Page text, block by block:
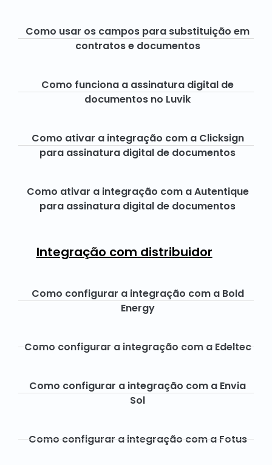
Como usar os campos para substituição em
contratos e documentos
Como funciona a assinatura digital de
documentos no Luvik
Como ativar a integração com a Clicksign
para assinatura digital de documentos
Como ativar a integração com a Autentique
para assinatura digital de documentos
Integração com distribuidor
Como configurar a integração com a Bold
Energy
Como configurar a integração com a Edeltec
Como configurar a integração com a Envia
Sol
Como configurar a integração com a Fotus